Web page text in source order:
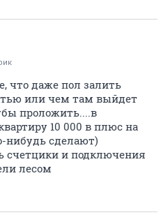
что даже пол залить
или чем там выйдет
проложить....в
10 000 в плюс на
нибудь сделают)
счетцики и подключения
лесом